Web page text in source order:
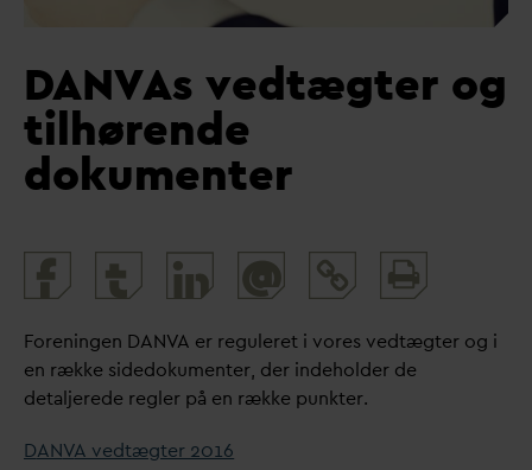
DANVAs vedtægter og
tilhørende
dokumenter
@
and
Foreningen DANVA er reguleret i vores vedtægter og i
en række sidedokumenter, der indeholder de
detaljerede regler på en række punkter.
DANVA vedtægter 2016